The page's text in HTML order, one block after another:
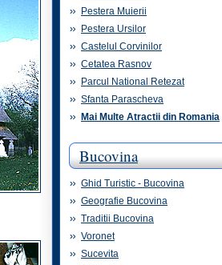
Pestera Muierii
Pestera Ursilor
Castelul Corvinilor
Cetatea Rasnov
Parcul National Retezat
Sfanta Parascheva
Mai Multe Atractii din Romania
Bucovina
Ghid Turistic - Bucovina
Geografie Bucovina
Traditii Bucovina
Voronet
Sucevita